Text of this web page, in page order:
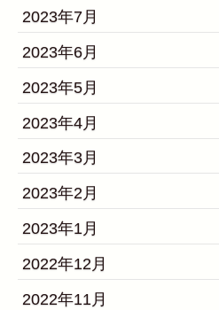
2023年7月
2023年6月
2023年5月
2023年4月
2023年3月
2023年2月
2023年1月
2022年12月
2022年11月